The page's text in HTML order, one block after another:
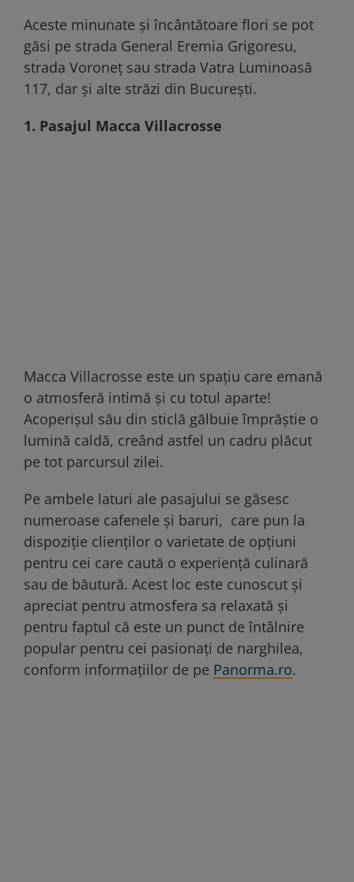
Aceste minunate și încântătoare flori se pot
găsi pe strada General Eremia Grigoresu,
strada Voroneț sau strada Vatra Luminoasă
117, dar și alte străzi din București.
1. Pasajul Macca Villacrosse
Macca Villacrosse este un spațiu care emană
o atmosferă intimă și cu totul aparte!
Acoperișul său din sticlă gălbuie împrăștie o
lumină caldă, creând astfel un cadru plăcut
pe tot parcursul zilei.
Pe ambele laturi ale pasajului se găsesc
numeroase cafenele și baruri, care pun la
dispoziție clienților o varietate de opțiuni
pentru cei care caută o experiență culinară
sau de băutură. Acest loc este cunoscut și
apreciat pentru atmosfera sa relaxată și
pentru faptul că este un punct de întâlnire
popular pentru cei pasionați de narghilea,
conform informațiilor de pe Panorma.ro.